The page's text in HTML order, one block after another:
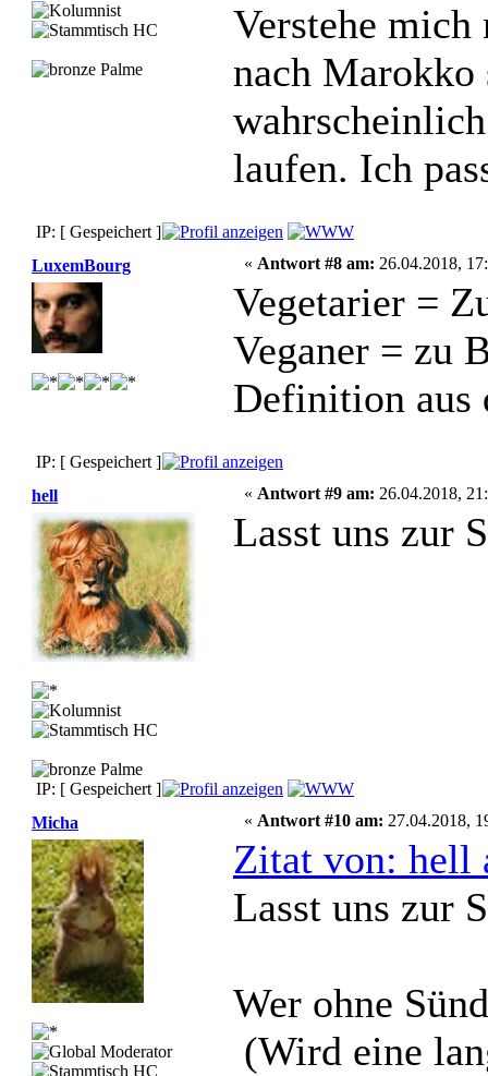
Verstehe
nach Marokko
laufen. Ich
IP: [ Gespeichert ]
LuxemBourg
« Antwort #8 am: 26.04.2018,
Vegetarier =
Veganer = zu
Definition aus
IP: [ Gespeichert ]
hell
« Antwort #9 am: 26.04.2018,
Lasst uns zur
IP: [ Gespeichert ]
Micha
« Antwort #10 am: 27.04.2018,
Zitat von: hell
Lasst uns zur
Wer ohne
(Wird eine